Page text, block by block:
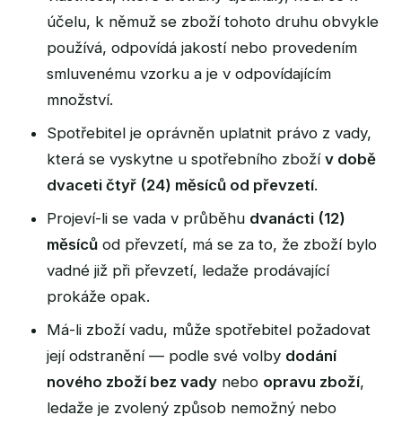
účelu, k němuž se zboží tohoto druhu obvykle
používá, odpovídá jakostí nebo provedením
smluvenému vzorku a je v odpovídajícím
množství.
Spotřebitel je oprávněn uplatnit právo z vady,
která se vyskytne u spotřebního zboží v době
dvaceti čtyř (24) měsíců od převzetí.
Projeví-li se vada v průběhu dvanácti (12)
měsíců od převzetí, má se za to, že zboží bylo
vadné již při převzetí, ledaže prodávající
prokáže opak.
Má-li zboží vadu, může spotřebitel požadovat
její odstranění — podle své volby dodání
nového zboží bez vady nebo opravu zboží,
ledaže je zvolený způsob nemožný nebo